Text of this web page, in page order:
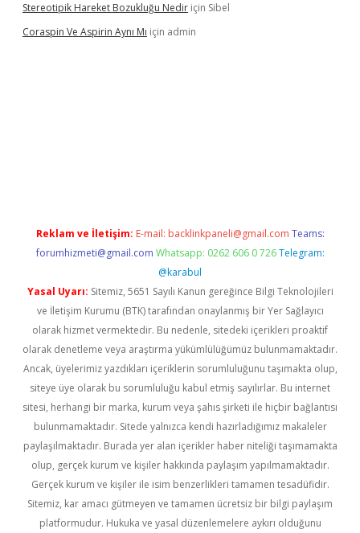
Stereotipik Hareket Bozukluğu Nedir için Sibel
Coraspin Ve Aspirin Aynı Mı için admin
Reklam ve İletişim: E-mail: backlinkpaneli@gmail.com Teams:
forumhizmeti@gmail.com Whatsapp: 0262 606 0 726 Telegram:
@karabul
Yasal Uyarı: Sitemiz, 5651 Sayılı Kanun gereğince Bilgi Teknolojileri
ve İletişim Kurumu (BTK) tarafından onaylanmış bir Yer Sağlayıcı
olarak hizmet vermektedir. Bu nedenle, sitedeki içerikleri proaktif
olarak denetleme veya araştırma yükümlülüğümüz bulunmamaktadır.
Ancak, üyelerimiz yazdıkları içeriklerin sorumluluğunu taşımakta olup,
siteye üye olarak bu sorumluluğu kabul etmiş sayılırlar. Bu internet
sitesi, herhangi bir marka, kurum veya şahıs şirketi ile hiçbir bağlantısı
bulunmamaktadır. Sitede yalnızca kendi hazırladığımız makaleler
paylaşılmaktadır. Burada yer alan içerikler haber niteliği taşımamakta
olup, gerçek kurum ve kişiler hakkında paylaşım yapılmamaktadır.
Gerçek kurum ve kişiler ile isim benzerlikleri tamamen tesadüfidir.
Sitemiz, kar amacı gütmeyen ve tamamen ücretsiz bir bilgi paylaşım
platformudur. Hukuka ve yasal düzenlemelere aykırı olduğunu